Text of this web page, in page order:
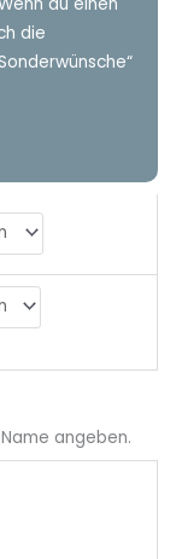
die
angeben.